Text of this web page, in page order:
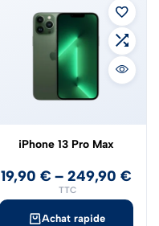
Achat rapide
iPhone 13 Pro Max
19,90 € –249,90 €
TTC